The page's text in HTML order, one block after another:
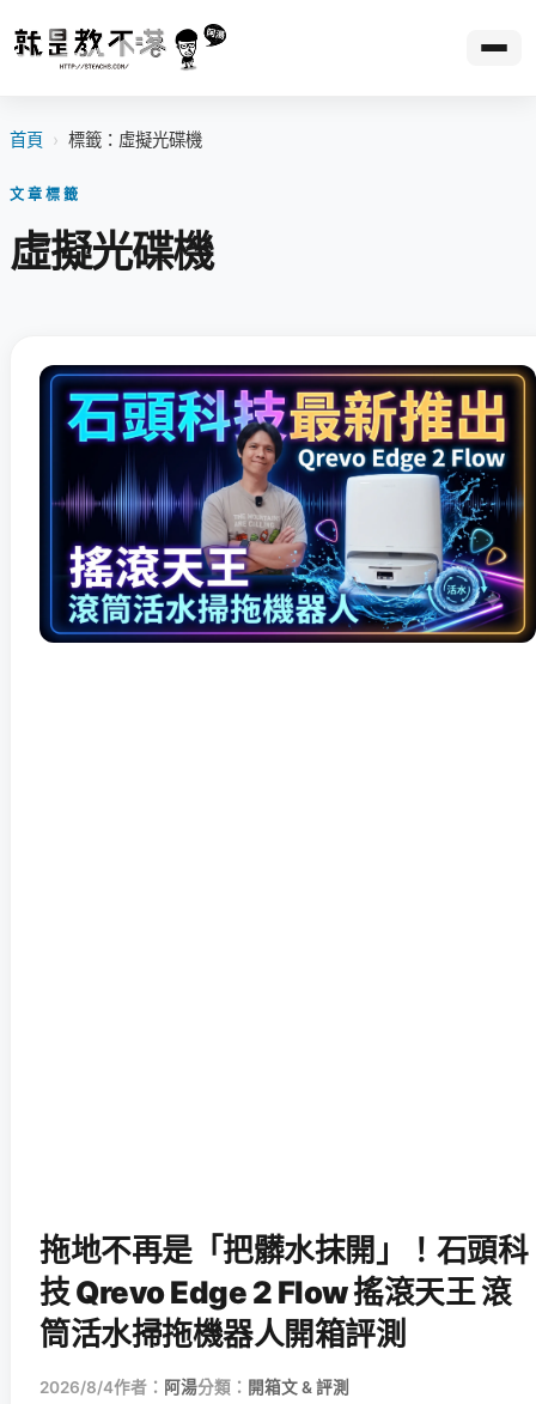
首頁 › 標籤：虛擬光碟機
文章標籤
虛擬光碟機
拖地不再是「把髒水抹開」！石頭科
技 Qrevo Edge 2 Flow 搖滾天王 滾
筒活水掃拖機器人開箱評測
2026/8/4作者： 阿湯分類： 開箱文 & 評測